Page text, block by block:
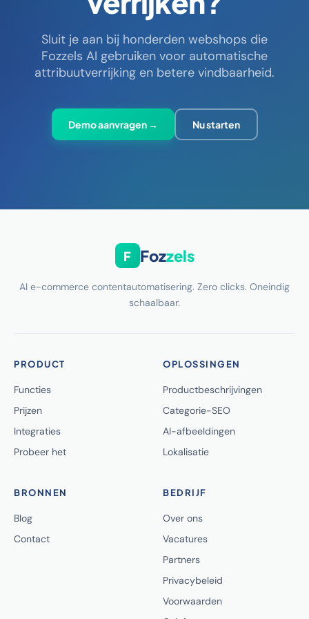
Sluit je aan bij honderden webshops die
Fozzels AI gebruiken voor automatische
attribuutverrijking en betere vindbaarheid.
Demo aanvragen → Nu starten
F Fozzels
AI e-commerce contentautomatisering. Zero clicks. Oneindig
schaalbaar.
PRODUCT
Functies
Prijzen
Integraties
Probeer het
OPLOSSINGEN
Productbeschrijvingen
Categorie-SEO
AI-afbeeldingen
Lokalisatie
BRONNEN
Blog
Contact
BEDRIJF
Over ons
Vacatures
Partners
Privacybeleid
Voorwaarden